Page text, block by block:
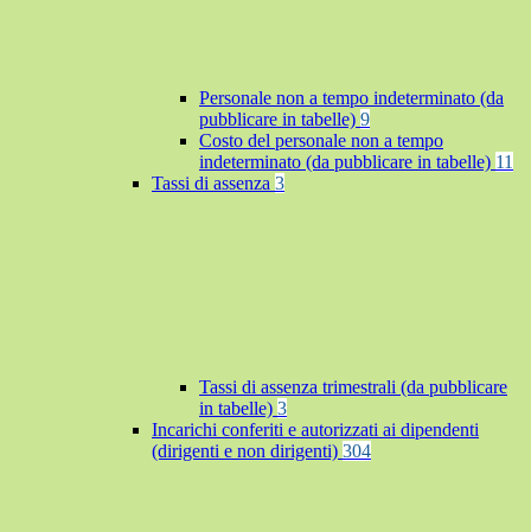
Personale non a tempo indeterminato (da
pubblicare in tabelle) 9
Costo del personale non a tempo
indeterminato (da pubblicare in tabelle) 11
Tassi di assenza 3
Tassi di assenza trimestrali (da pubblicare
in tabelle) 3
Incarichi conferiti e autorizzati ai dipendenti
(dirigenti e non dirigenti) 304